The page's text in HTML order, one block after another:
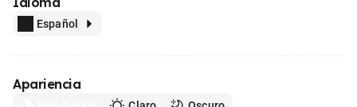
Español
Apariencia